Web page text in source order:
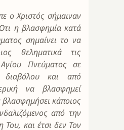
ο Χριστός σήμαιναν
η βλασφημία κατά
σημαίνει το να
θεληματικά τις
Πνεύματος σε
διαβόλου και από
να βλασφημεί
κάποιος
από την
και έτσι δεν Τον